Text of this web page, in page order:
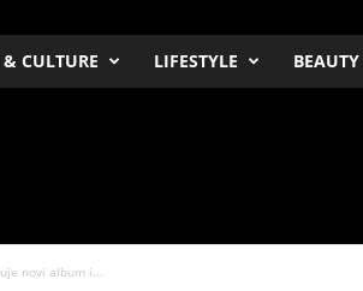
CULTURE LIFESTYLE
novi album i...